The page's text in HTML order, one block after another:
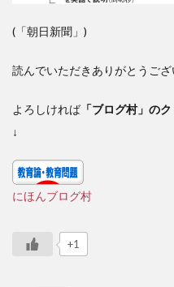
(「朝日新聞」)
読んでいただきありがとうござ
よろしければ 「ブログ村」の
↓
にほんブログ村
+1